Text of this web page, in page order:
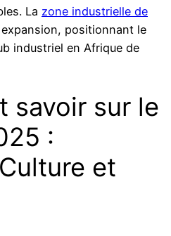
La zone industrielle de
positionnant le
industriel en Afrique de
savoir sur le
:
et